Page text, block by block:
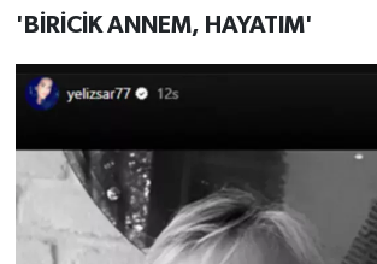
'BİRİCİK ANNEM, HAYATIM'